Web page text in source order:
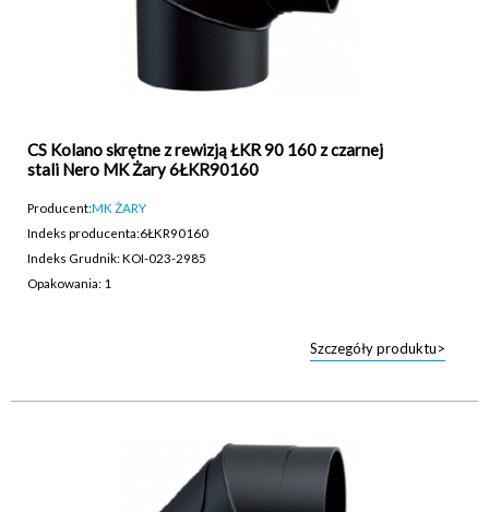
CS Kolano skrętne z rewizją ŁKR 90 160 z czarnej
stali Nero MK Żary 6ŁKR90160
Producent:MK ŻARY
Indeks producenta:6ŁKR90160
Indeks Grudnik: KOI-023-2985
Opakowania: 1
Szczegóły produktu>